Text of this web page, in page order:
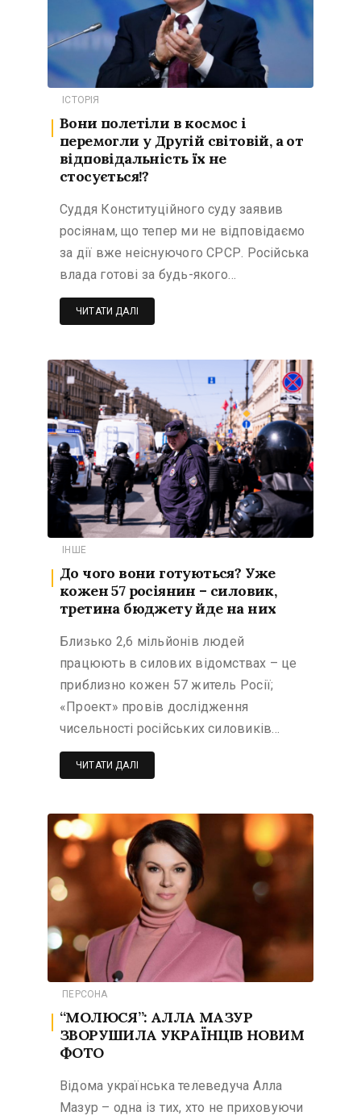
ІСТОРІЯ
Вони полетіли в космос і
перемогли у Другій світовій, а от
відповідальність їх не
стосується!?
Суддя Конституційного суду заявив
росіянам, що тепер ми не відповідаємо
за дії вже неіснуючого СРСР. Російська
влада готові за будь-якого…
ЧИТАТИ ДАЛІ
ІНШЕ
До чого вони готуються? Уже
кожен 57 росіянин – силовик,
третина бюджету йде на них
Близько 2,6 мільйонів людей
працюють в силових відомствах – це
приблизно кожен 57 житель Росії;
«Проект» провів дослідження
чисельності російських силовиків…
ЧИТАТИ ДАЛІ
ПЕРСОНА
“МОЛЮСЯ”: АЛЛА МАЗУР
ЗВОРУШИЛА УКРАЇНЦІВ НОВИМ
ФОТО
Відома українська телеведуча Алла
Мазур – одна із тих, хто не приховуючи